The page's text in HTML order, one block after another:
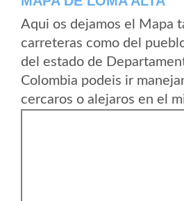
Aqui os dejamos el Mapa
carreteras como del
del estado de
Colombia podeis ir
cercaros o alejaros en el